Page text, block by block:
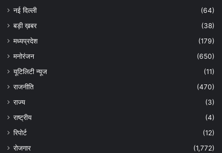
नई दिल्ली
(64)
बड़ी ख़बर
(38)
मध्यप्रदेश
(179)
मनोरंजन
(650)
यूटिलिटी न्यूज
(11)
राजनीति
(470)
राज्य
(3)
राष्ट्रीय
(4)
रिपोर्ट
(12)
रोजगार
(1,772)